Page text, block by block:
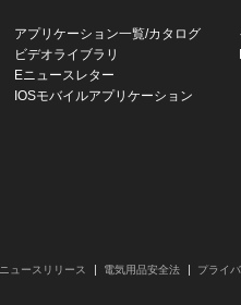
アプリケーション一覧/カタログ
ビデオライブラリ
Eニュースレター
IOSモバイルアプリケーション
ニュースリリース 電気用品安全法 プライ